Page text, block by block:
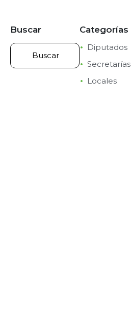
Buscar Categorías
Diputados
Secretarías
Locales